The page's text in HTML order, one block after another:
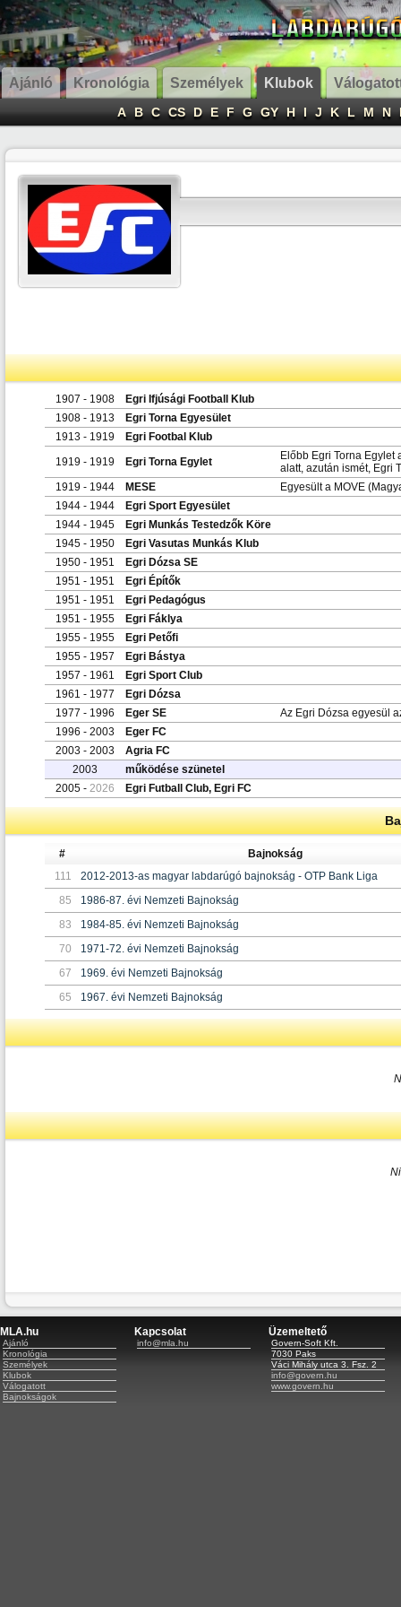
Ajánló Kronológia Személyek Klubok
A B C CS D E F G GY H I J K L M N
1907 - 1908
Egri Ifjúsági Football Klub
1908 - 1913
Egri Torna Egyesület
1913 - 1919
Egri Footbal Klub
1919 - 1919
Egri Torna Egylet
Előbb Egri Torna Egylet
alatt, azután ismét, Egri
1919 - 1944
MESE
Egyesült a MOVE
1944 - 1944
Egri Sport Egyesület
1944 - 1945
Egri Munkás Testedzők Köre
1945 - 1950
Egri Vasutas Munkás Klub
1950 - 1951
Egri Dózsa SE
1951 - 1951
Egri Építők
1951 - 1951
Egri Pedagógus
1951 - 1955
Egri Fáklya
1955 - 1955
Egri Petőfi
1955 - 1957
Egri Bástya
1957 - 1961
Egri Sport Club
1961 - 1977
Egri Dózsa
1977 - 1996
Eger SE
Az Egri Dózsa egyesül
1996 - 2003
Eger FC
2003 - 2003
Agria FC
2003
működése szünetel
2005 - 2026 Egri Futball Club, Egri FC
#
Bajnokság
111
2012-2013-as magyar labdarúgó bajnokság - OTP Bank Liga
85
1986-87. évi Nemzeti Bajnokság
83
1984-85. évi Nemzeti Bajnokság
70
1971-72. évi Nemzeti Bajnokság
67
1969. évi Nemzeti Bajnokság
65
1967. évi Nemzeti Bajnokság
MLA.hu
Ajánló
Kronológia
Személyek
Klubok
Válogatott
Bajnokságok
Kapcsolat
info@mla.hu
Üzemeltető
Govern-Soft Kft.
7030 Paks
Váci Mihály utca 3. Fsz. 2
info@govern.hu
www.govern.hu